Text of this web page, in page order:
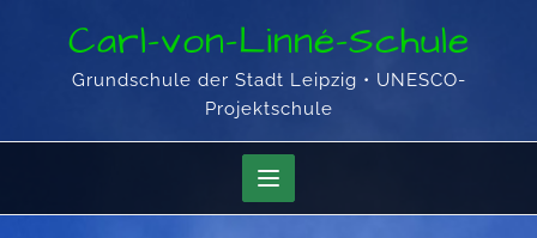
Carl-von-Linné-Schule
Grundschule der Stadt Leipzig • UNESCO-
Projektschule